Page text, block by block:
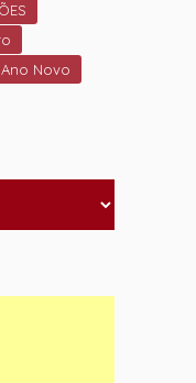
Novo